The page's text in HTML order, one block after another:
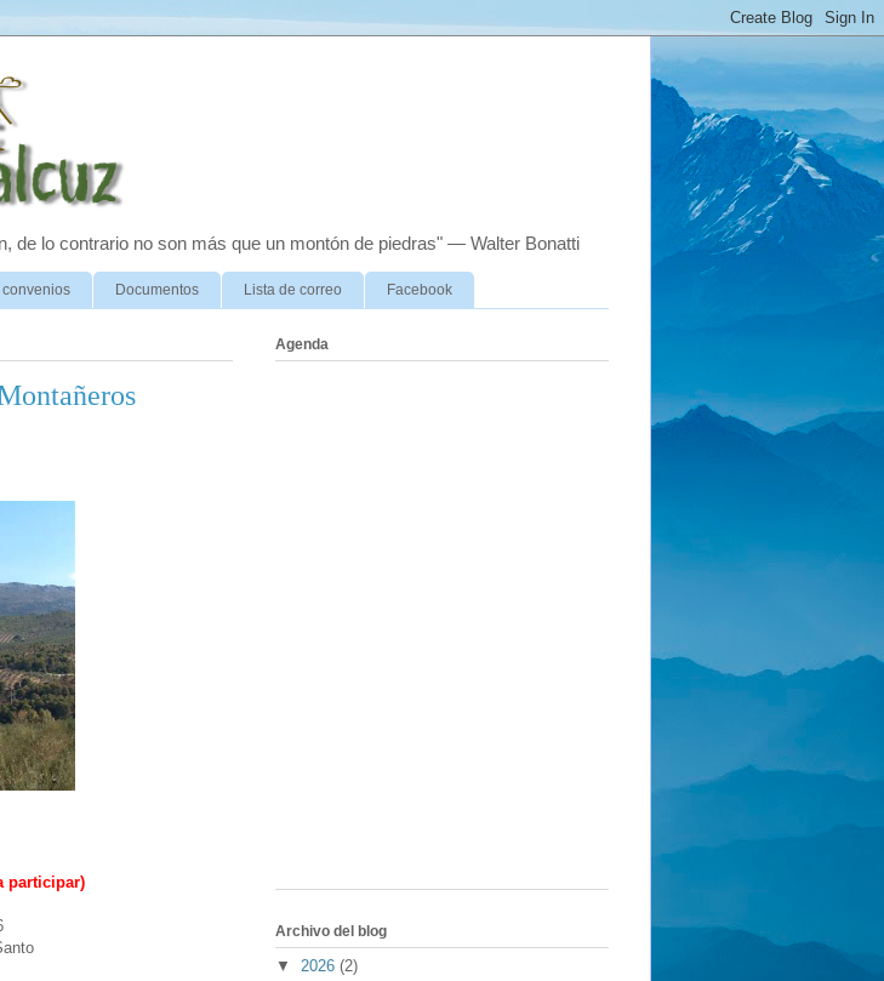
de lo contrario no son más que un montón de piedras" — Walter Bonatti
convenios Documentos Lista de correo Facebook
participar)
Agenda
Archivo del blog
▼ 2026 (2)